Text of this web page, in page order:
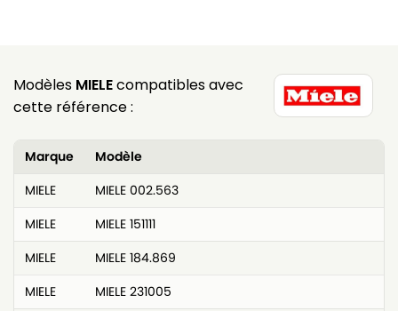
Modèles MIELEcompatibles avec
cette référence :
Marque
Modèle
MIELE
MIELE 002.563
MIELE
MIELE 151111
MIELE
MIELE 184.869
MIELE
MIELE 231005